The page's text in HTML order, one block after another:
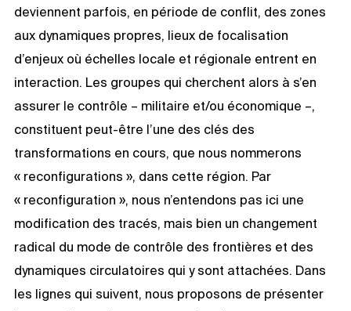
deviennent parfois, en période de conflit, des zones
aux dynamiques propres, lieux de focalisation
d’enjeux où échelles locale et régionale entrent en
interaction. Les groupes qui cherchent alors à s’en
assurer le contrôle – militaire et/ou économique –,
constituent peut-être l’une des clés des
transformations en cours, que nous nommerons
« reconfigurations », dans cette région. Par
« reconfiguration », nous n’entendons pas ici une
modification des tracés, mais bien un changement
radical du mode de contrôle des frontières et des
dynamiques circulatoires qui y sont attachées. Dans
les lignes qui suivent, nous proposons de présenter